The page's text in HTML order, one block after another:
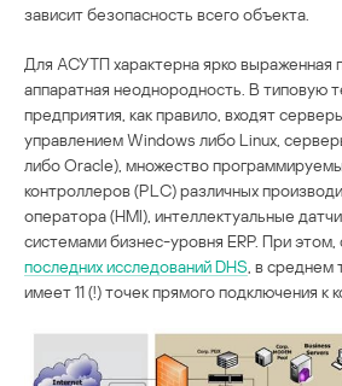
зависит безопасность всего объекта.
Для АСУТП характерна ярко выраженная
аппаратная неоднородность. В типовую
предприятия, как правило, входят
управлением Windows либо Linux,
либо Oracle), множество
контроллеров (PLC) различных
оператора (HMI), интеллектуальные
системами бизнес-уровня ERP. При этом,
последних исследований DHS , в среднем
имеет 11 (!) точек прямого подключения к